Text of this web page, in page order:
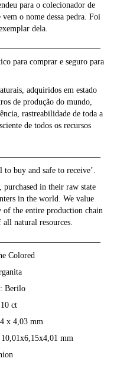
para o colecionador de
o nome dessa pedra. Foi
dela.
para comprar e seguro para
adquiridos em estado
de produção do mundo,
rastreabilidade de toda a
de todos os recursos
to buy and safe to receive’.
in their raw state
in the world. We value
of the entire production chain
natural resources.
Colored
Berilo
ct
x 4,03 mm
mm